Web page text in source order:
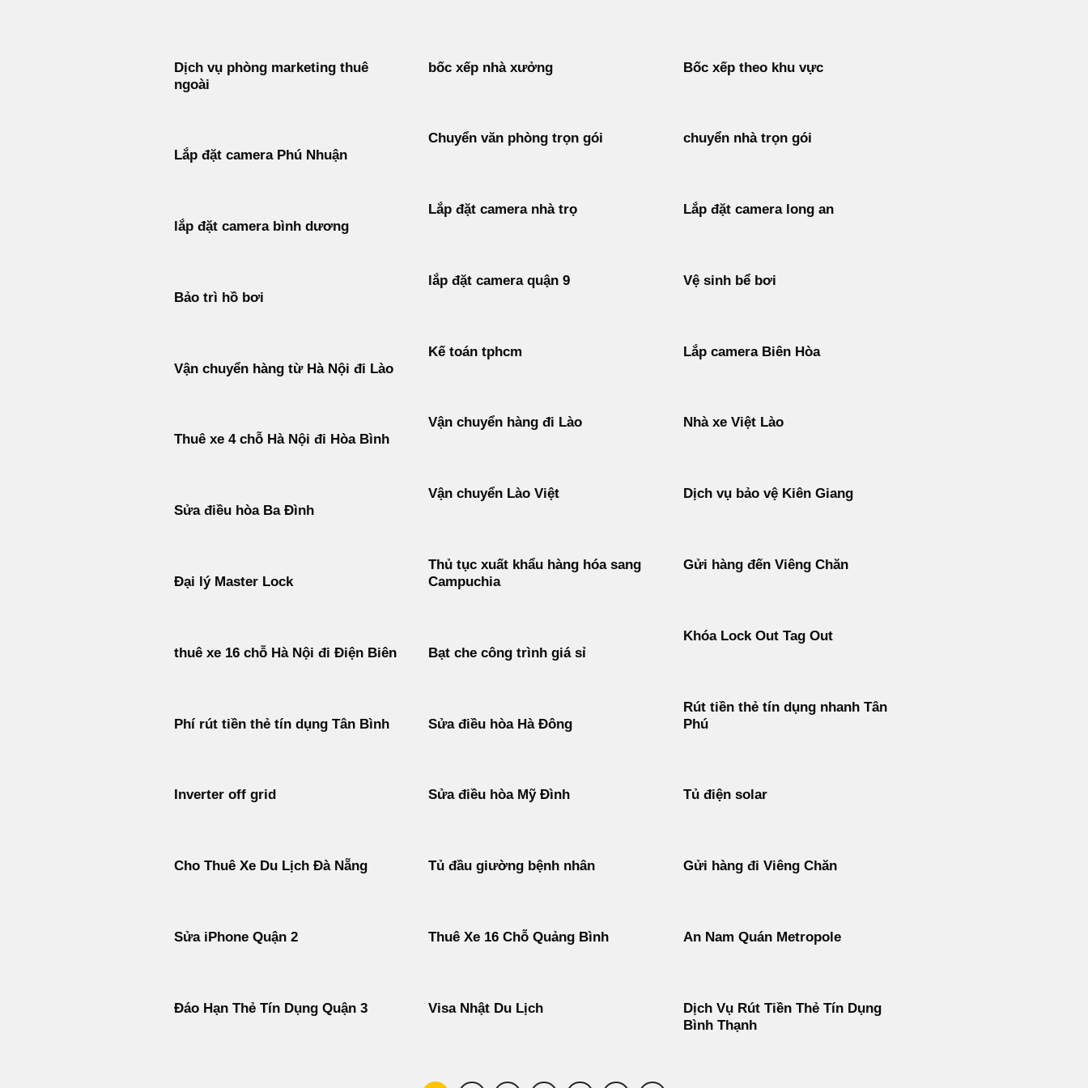
Dịch vụ phòng marketing thuê
ngoài
bốc xếp nhà xưởng Bốc xếp theo khu vực
Chuyển văn phòng trọn gói
chuyển nhà trọn gói
Lắp đặt camera Phú Nhuận
Lắp đặt camera nhà trọ
Lắp đặt camera long an
lắp đặt camera bình dương
lắp đặt camera quận 9
Vệ sinh bể bơi
Bảo trì hồ bơi
Kế toán tphcm
Lắp camera Biên Hòa
Vận chuyển hàng từ Hà Nội đi Lào
Vận chuyển hàng đi Lào
Nhà xe Việt Lào
Thuê xe 4 chỗ Hà Nội đi Hòa Bình
Vận chuyển Lào Việt
Dịch vụ bảo vệ Kiên Giang
Sửa điều hòa Ba Đình
Thủ tục xuất khẩu hàng hóa sang
Campuchia
Gửi hàng đến Viêng Chăn
Đại lý Master Lock
Khóa Lock Out Tag Out
Bạt che công trình giá sỉ
thuê xe 16 chỗ Hà Nội đi Điện Biên
Rút tiền thẻ tín dụng nhanh Tân
Phú
Sửa điều hòa Hà Đông
Phí rút tiền thẻ tín dụng Tân Bình
Sửa điều hòa Mỹ Đình Tủ điện solar
Inverter off grid
Tủ đầu giường bệnh nhân Gửi hàng đi Viêng Chăn
Cho Thuê Xe Du Lịch Đà Nẵng
Thuê Xe 16 Chỗ Quảng Bình An Nam Quán Metropole
Sửa iPhone Quận 2
Visa Nhật Du Lịch
Dịch Vụ Rút Tiền Thẻ Tín Dụng
Bình Thạnh
Đáo Hạn Thẻ Tín Dụng Quận 3